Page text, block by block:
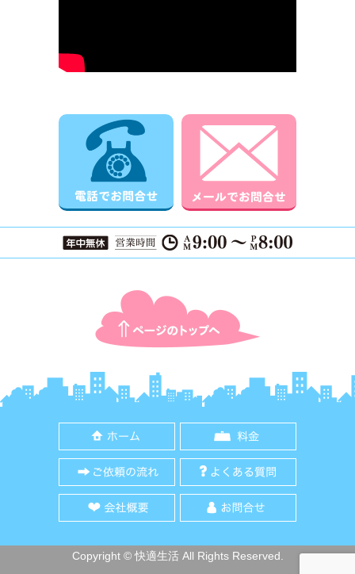
電話でお問合せ
ご依頼の流れ
会社概要
Copyright © 快適生活 All Rights Reserved.